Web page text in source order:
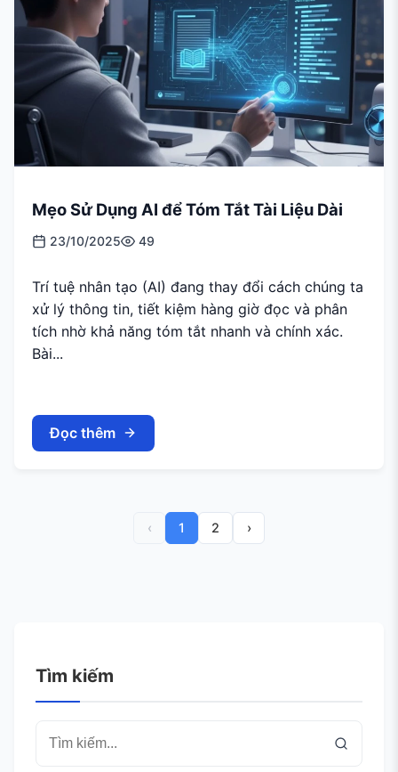
Mẹo Sử Dụng AI để Tóm Tắt Tài Liệu Dài
23/10/2025 49
Trí tuệ nhân tạo (AI) đang thay đổi cách chúng ta
xử lý thông tin, tiết kiệm hàng giờ đọc và phân
tích nhờ khả năng tóm tắt nhanh và chính xác.
Bài...
Đọc thêm
‹ 1 2 ›
Tìm kiếm